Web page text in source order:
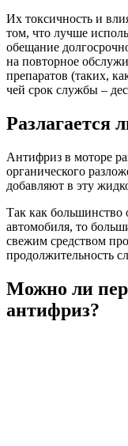
Их токсичность и
том, что лучше
обещание
на повторное
препаратов (таких,
чей срок службы –
Разлагается
Антифриз в моторе
органического
добавляют в эту
Так как
автомобиля, то
свежим средством
продолжительность
Можно ли
антифриз?